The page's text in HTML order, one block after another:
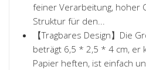
feiner Verarbeitung, hoher
Struktur für den...
【Tragbares Design】Die
beträgt 6,5 * 2,5 * 4 cm, er
Papier heften, ist einfach